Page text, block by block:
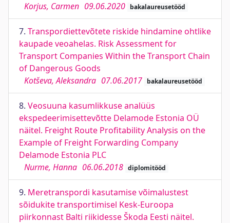
Korjus, Carmen 09.06.2020 bakalaureusetööd
7. Transpordiettevõtete riskide hindamine ohtlike
kaupade veoahelas. Risk Assessment for
Transport Companies Within the Transport Chain
of Dangerous Goods
Kotševa, Aleksandra 07.06.2017 bakalaureusetööd
8. Veosuuna kasumlikkuse analüüs
ekspedeerimisettevõtte Delamode Estonia OÜ
näitel. Freight Route Profitability Analysis on the
Example of Freight Forwarding Company
Delamode Estonia PLC
Nurme, Hanna 06.06.2018 diplomitööd
9. Meretranspordi kasutamise võimalustest
sõidukite transportimisel Kesk-Euroopa
piirkonnast Balti riikidesse Škoda Eesti näitel.